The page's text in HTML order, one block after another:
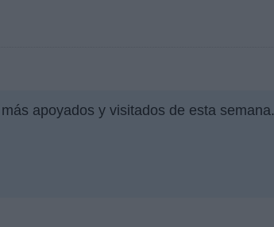
apoyados y visitados de esta semana.